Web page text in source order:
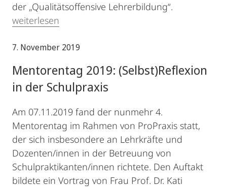
der „Qualitätsoffensive Lehrerbildung“.
weiterlesen
7. November 2019
Mentorentag 2019: (Selbst)Reflexion
in der Schulpraxis
Am 07.11.2019 fand der nunmehr 4.
Mentorentag im Rahmen von ProPraxis statt,
der sich insbesondere an Lehrkräfte und
Dozenten/innen in der Betreuung von
Schulpraktikanten/innen richtete. Den Auftakt
bildete ein Vortrag von Frau Prof. Dr. Kati